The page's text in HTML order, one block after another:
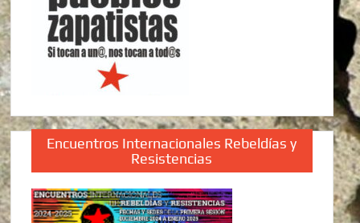
Encuentros Internacionales Rebeldías y
Resistencias